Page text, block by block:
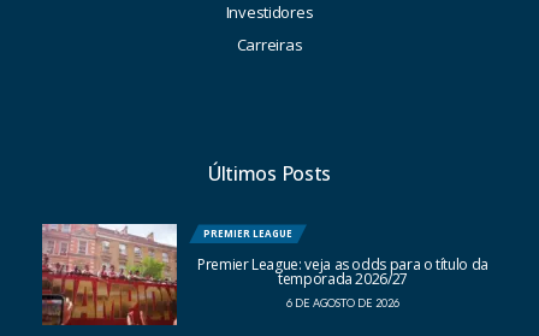
Investidores
Carreiras
Últimos Posts
PREMIER LEAGUE
Premier League: veja as odds para o título da
temporada 2026/27
6 DE AGOSTO DE 2026